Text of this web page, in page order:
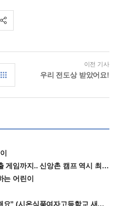
이전 기사
우리 전도상 받았어요!
임까지.. 신앙촌 캠프 역시 최고!
는 어린이
(시온식품여자고등학교 새내기들)